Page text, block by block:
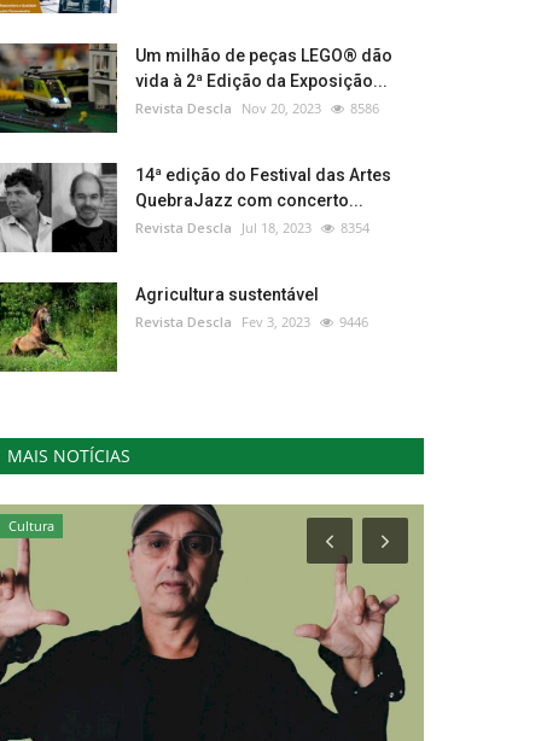
Um milhão de peças LEGO® dão
vida à 2ª Edição da Exposição...
Revista Descla Nov 20, 2023 8586
14ª edição do Festival das Artes
QuebraJazz com concerto...
Revista Descla Jul 18, 2023 8354
Agricultura sustentável
Revista Descla Fev 3, 2023 9446
MAIS NOTÍCIAS
Cultura